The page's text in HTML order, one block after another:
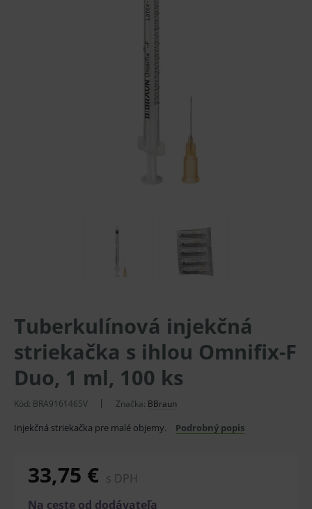
Tuberkulínová injekčná
striekačka s ihlou Omnifix-F
Duo, 1 ml, 100 ks
Kód: BRA9161465V Značka: BBraun
Injekčná striekačka pre malé objemy. Podrobný popis
33,75 € s DPH
Na ceste od dodávateľa